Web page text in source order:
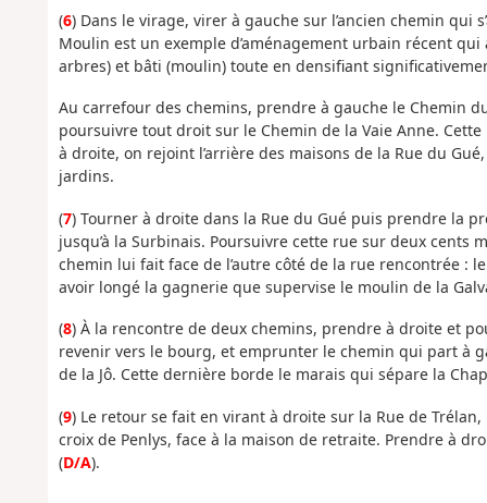
(6) Dans le virage, virer à gauche sur l’ancien chemin qui
Moulin est un exemple d’aménagement urbain récent
arbres) et bâti (moulin) toute en densifiant
Au carrefour des chemins, prendre à gauche le Chemin
poursuivre tout droit sur le Chemin de la Vaie Anne.
à droite, on rejoint l’arrière des maisons de la Rue du
jardins.
(7) Tourner à droite dans la Rue du Gué puis prendre la
jusqu’à la Surbinais. Poursuivre cette rue sur deux cents
chemin lui fait face de l’autre côté de la rue rencontrée :
avoir longé la gagnerie que supervise le moulin de la
(8) À la rencontre de deux chemins, prendre à droite et
revenir vers le bourg, et emprunter le chemin qui part à
de la Jô. Cette dernière borde le marais qui sépare la
(9) Le retour se fait en virant à droite sur la Rue de
croix de Penlys, face à la maison de retraite. Prendre à
(D/A).